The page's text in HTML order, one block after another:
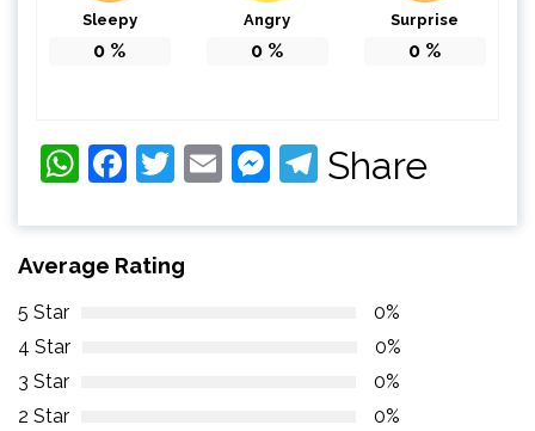
Sleepy
0 %
Angry
0 %
Surprise
0 %
WhatsApp
Facebook
Twitter
EmailMessenger
Telegram
Share
Average Rating
5 Star
0%
4 Star
0%
3 Star
0%
2 Star
0%